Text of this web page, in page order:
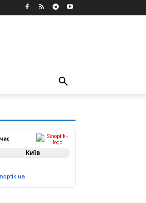
Київ